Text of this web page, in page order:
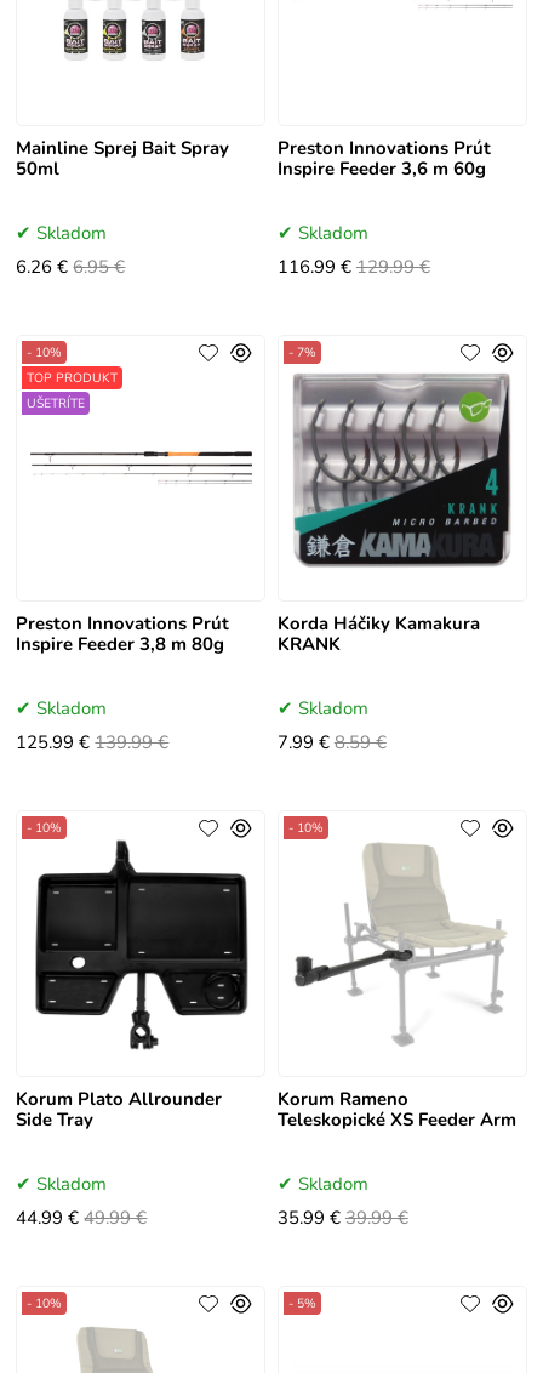
Mainline Sprej Bait Spray
50ml
Skladom
6.26 € 6.95 €
Preston Innovations Prút
Inspire Feeder 3,6 m 60g
Skladom
116.99 € 129.99 €
Preston Innovations Prút
Inspire Feeder 3,8 m 80g
- 10%
TOP PRODUKT
UŠETRÍTE
Skladom
125.99 € 139.99 €
Korda Háčiky Kamakura
KRANK
- 7%
Skladom
7.99 € 8.59 €
Korum Plato Allrounder
Side Tray
- 10%
Skladom
44.99 € 49.99 €
Korum Rameno
Teleskopické XS Feeder Arm
- 10%
Skladom
35.99 € 39.99 €
- 10% - 5%